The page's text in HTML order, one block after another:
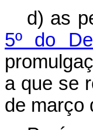
d) as
5º do
a que se
de março